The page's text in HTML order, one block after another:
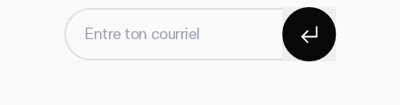
Entre ton courriel S'abonner